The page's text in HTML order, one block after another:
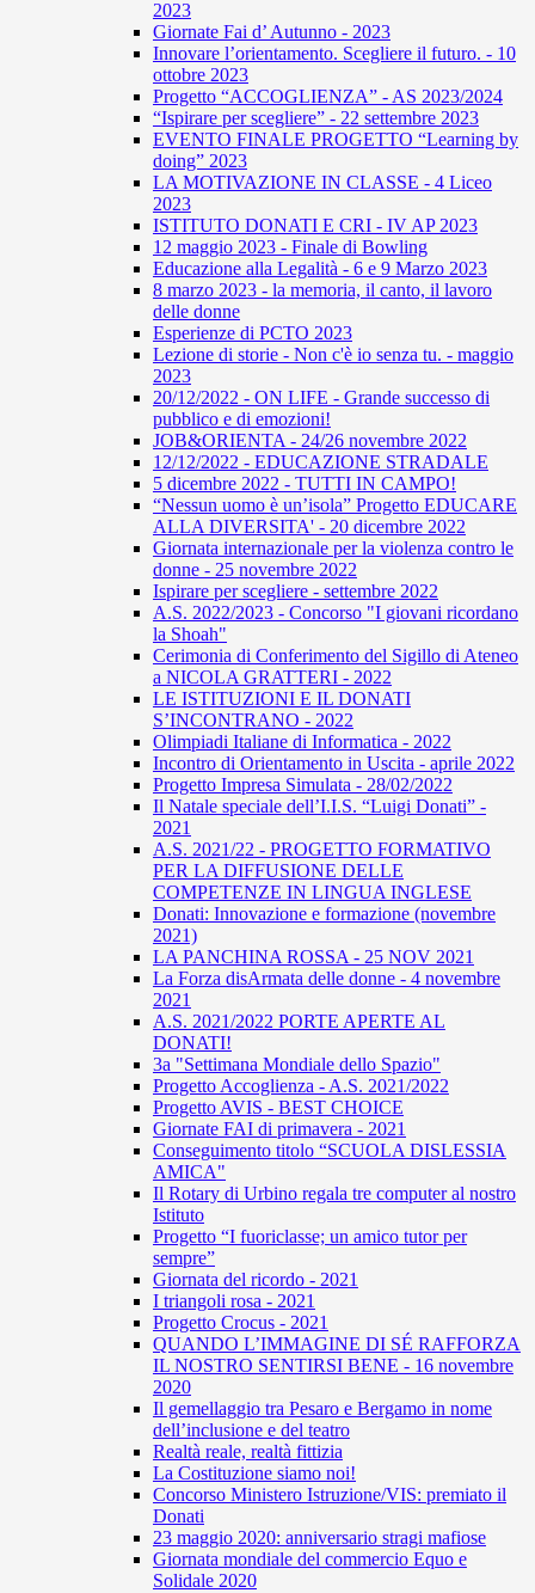
2023
Giornate Fai d’ Autunno - 2023
Innovare l’orientamento. Scegliere il futuro. - 10
ottobre 2023
Progetto “ACCOGLIENZA” - AS 2023/2024
“Ispirare per scegliere” - 22 settembre 2023
EVENTO FINALE PROGETTO “Learning by
doing” 2023
LA MOTIVAZIONE IN CLASSE - 4 Liceo
2023
ISTITUTO DONATI E CRI - IV AP 2023
12 maggio 2023 - Finale di Bowling
Educazione alla Legalità - 6 e 9 Marzo 2023
8 marzo 2023 - la memoria, il canto, il lavoro
delle donne
Esperienze di PCTO 2023
Lezione di storie - Non c'è io senza tu. - maggio
2023
20/12/2022 - ON LIFE - Grande successo di
pubblico e di emozioni!
JOB&ORIENTA - 24/26 novembre 2022
12/12/2022 - EDUCAZIONE STRADALE
5 dicembre 2022 - TUTTI IN CAMPO!
“Nessun uomo è un’isola” Progetto EDUCARE
ALLA DIVERSITA' - 20 dicembre 2022
Giornata internazionale per la violenza contro le
donne - 25 novembre 2022
Ispirare per scegliere - settembre 2022
A.S. 2022/2023 - Concorso "I giovani ricordano
la Shoah"
Cerimonia di Conferimento del Sigillo di Ateneo
a NICOLA GRATTERI - 2022
LE ISTITUZIONI E IL DONATI
S’INCONTRANO - 2022
Olimpiadi Italiane di Informatica - 2022
Incontro di Orientamento in Uscita - aprile 2022
Progetto Impresa Simulata - 28/02/2022
Il Natale speciale dell’I.I.S. “Luigi Donati” -
2021
A.S. 2021/22 - PROGETTO FORMATIVO
PER LA DIFFUSIONE DELLE
COMPETENZE IN LINGUA INGLESE
Donati: Innovazione e formazione (novembre
2021)
LA PANCHINA ROSSA - 25 NOV 2021
La Forza disArmata delle donne - 4 novembre
2021
A.S. 2021/2022 PORTE APERTE AL
DONATI!
3a "Settimana Mondiale dello Spazio"
Progetto Accoglienza - A.S. 2021/2022
Progetto AVIS - BEST CHOICE
Giornate FAI di primavera - 2021
Conseguimento titolo “SCUOLA DISLESSIA
AMICA"
Il Rotary di Urbino regala tre computer al nostro
Istituto
Progetto “I fuoriclasse; un amico tutor per
sempre”
Giornata del ricordo - 2021
I triangoli rosa - 2021
Progetto Crocus - 2021
QUANDO L’IMMAGINE DI SÉ RAFFORZA
IL NOSTRO SENTIRSI BENE - 16 novembre
2020
Il gemellaggio tra Pesaro e Bergamo in nome
dell’inclusione e del teatro
Realtà reale, realtà fittizia
La Costituzione siamo noi!
Concorso Ministero Istruzione/VIS: premiato il
Donati
23 maggio 2020: anniversario stragi mafiose
Giornata mondiale del commercio Equo e
Solidale 2020